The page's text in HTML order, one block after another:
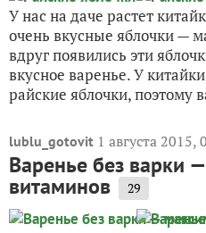
У нас на даче растет
очень вкусные яблочки —
вдруг появились эти
вкусное варенье. У
райские яблочки, поэтому
lublu_gotovit 1 августа 2015,
Варенье без варки
витаминов 29